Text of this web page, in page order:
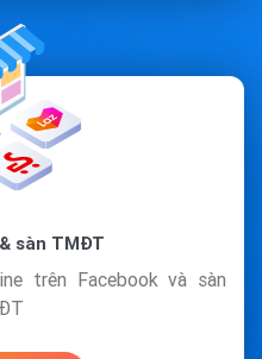
sàn TMĐT
trên Facebook và sàn